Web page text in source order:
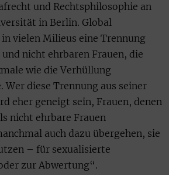
und Rechtsphilosophie an
in Berlin. Global
vielen Milieus eine Trennung
nicht ehrbaren Frauen, die
wie die Verhüllung
Wer diese Trennung aus seiner
eher geneigt sein, Frauen, denen
nicht ehrbare Frauen
auch dazu übergehen, sie
– für sexualisierte
zur Abwertung“.